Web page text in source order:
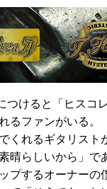
つけると「ヒスコ
るファンがいる。
くれるギタリスト
晴らしいから」で
プするオーナーの